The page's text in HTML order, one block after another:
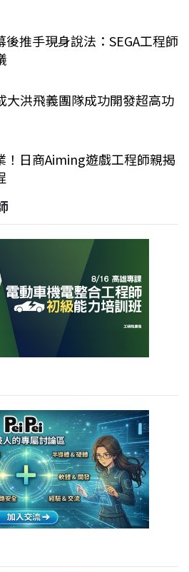
推手現身說法：SEGA工程師
大洪飛義團隊成功開發超高功
！日商Aiming遊戲工程師親揭